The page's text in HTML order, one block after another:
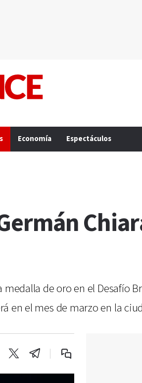
Economía Espectáculos
de oro en el Desafío
en el mes de marzo en la